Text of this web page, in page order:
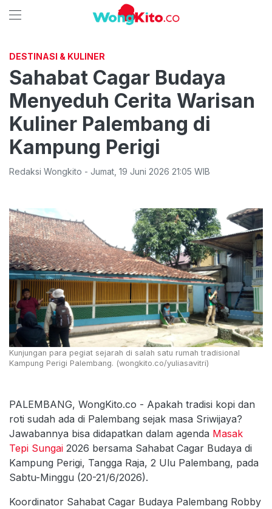
DESTINASI & KULINER
Sahabat Cagar Budaya
Menyeduh Cerita Warisan
Kuliner Palembang di
Kampung Perigi
Redaksi Wongkito - Jumat 19 Juni 2026 21:05 WIB
Kunjungan para pegiat sejarah di salah satu rumah tradisional
Kampung Perigi Palembang. (wongkito.co/yuliasavitri)
PALEMBANG, WongKito.co - Apakah tradisi kopi dan
roti sudah ada di Palembang sejak masa Sriwijaya?
Jawabannya bisa didapatkan dalam agenda Masak
Tepi Sungai 2026 bersama Sahabat Cagar Budaya di
Kampung Perigi, Tangga Raja, 2 Ulu Palembang, pada
Sabtu-Minggu (20-21/6/2026).
Koordinator Sahabat Cagar Budaya Palembang Robby